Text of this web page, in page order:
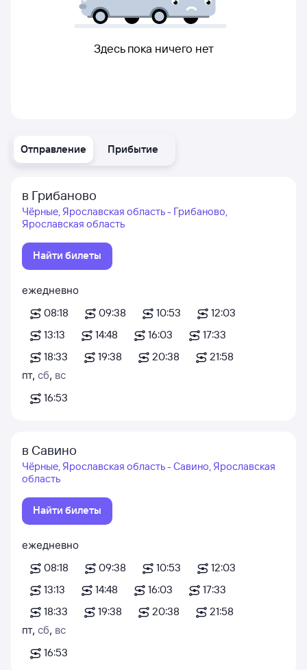
Отправление Прибытие
в Грибаново
Чёрные, Ярославская область - Грибаново,
Ярославская область
Найти билеты
ежедневно
08:18
09:38 10:53
12:03
13:13
14:48 16:03
17:33
18:33
19:38 20:38
21:58
пт, сб, вс
16:53
в Савино
Чёрные, Ярославская область - Савино, Ярославская
область
Найти билеты
ежедневно
08:18
09:38 10:53
12:03
13:13
14:48 16:03
17:33
18:33
19:38 20:38
21:58
пт, сб, вс
16:53
Здесь пока ничего нет